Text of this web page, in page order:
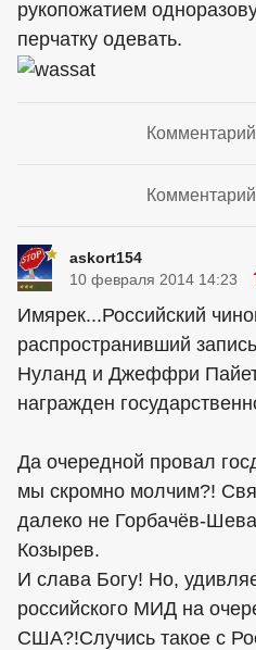
рукопожатием
перчатку одевать.
askort154
10 февраля 2014 14:23
Имярек...Российский
распространивший
Нуланд и Джеффри
награжден
Да очередной провал
мы скромно молчим?!
далеко не Горбачёв-
Козырев.
И слава Богу! Но,
российского МИД на
США?!Случись такое с